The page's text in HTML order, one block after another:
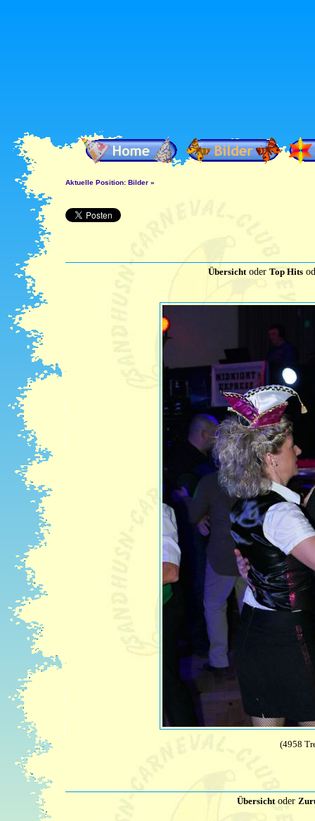
Aktuelle Position: Bilder »
ÜbersichtoderTop Hits
(4958
Übersichtoder